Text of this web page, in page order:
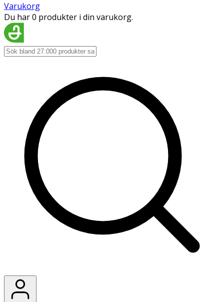
Varukorg
Du har 0 produkter i din varukorg.